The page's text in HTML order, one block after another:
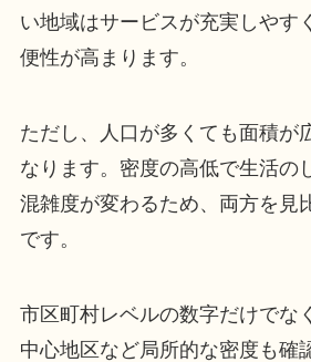
い地域はサービスが充実しやす
便性が高まります。
ただし、人口が多くても面積が
なります。密度の高低で生活の
混雑度が変わるため、両方を見
です。
市区町村レベルの数字だけでな
中心地区など局所的な密度も確